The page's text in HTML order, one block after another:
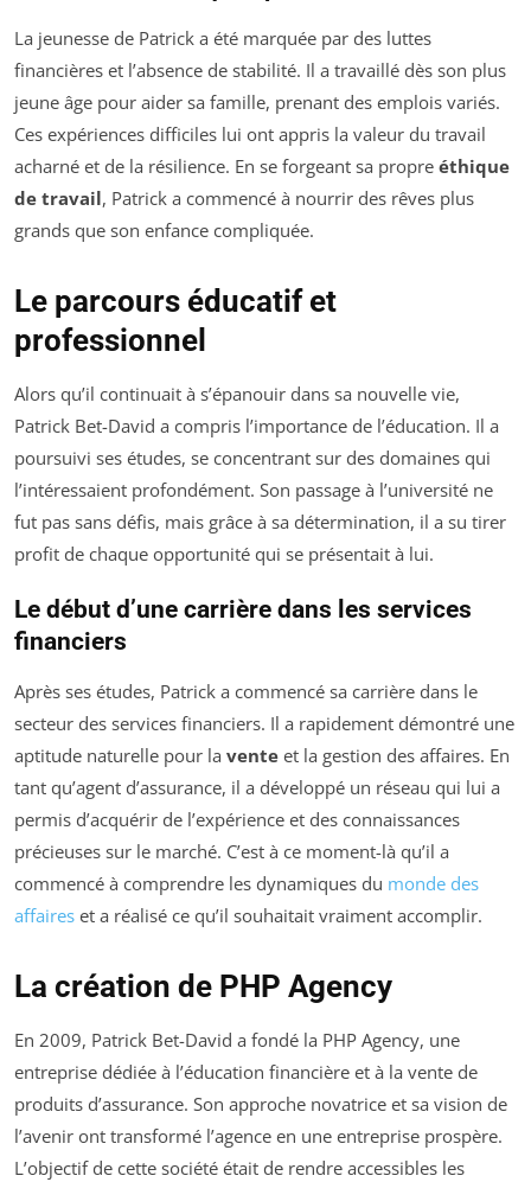
La jeunesse de Patrick a été marquée par des luttes
financières et l’absence de stabilité. Il a travaillé dès son plus
jeune âge pour aider sa famille, prenant des emplois variés.
Ces expériences difficiles lui ont appris la valeur du travail
acharné et de la résilience. En se forgeant sa propre éthique
de travail, Patrick a commencé à nourrir des rêves plus
grands que son enfance compliquée.
Le parcours éducatif et
professionnel
Alors qu’il continuait à s’épanouir dans sa nouvelle vie,
Patrick Bet-David a compris l’importance de l’éducation. Il a
poursuivi ses études, se concentrant sur des domaines qui
l’intéressaient profondément. Son passage à l’université ne
fut pas sans défis, mais grâce à sa détermination, il a su tirer
profit de chaque opportunité qui se présentait à lui.
Le début d’une carrière dans les services
financiers
Après ses études, Patrick a commencé sa carrière dans le
secteur des services financiers. Il a rapidement démontré une
aptitude naturelle pour la vente et la gestion des affaires. En
tant qu’agent d’assurance, il a développé un réseau qui lui a
permis d’acquérir de l’expérience et des connaissances
précieuses sur le marché. C’est à ce moment-là qu’il a
commencé à comprendre les dynamiques du monde des
affaires et a réalisé ce qu’il souhaitait vraiment accomplir.
La création de PHP Agency
En 2009, Patrick Bet-David a fondé la PHP Agency, une
entreprise dédiée à l’éducation financière et à la vente de
produits d’assurance. Son approche novatrice et sa vision de
l’avenir ont transformé l’agence en une entreprise prospère.
L’objectif de cette société était de rendre accessibles les